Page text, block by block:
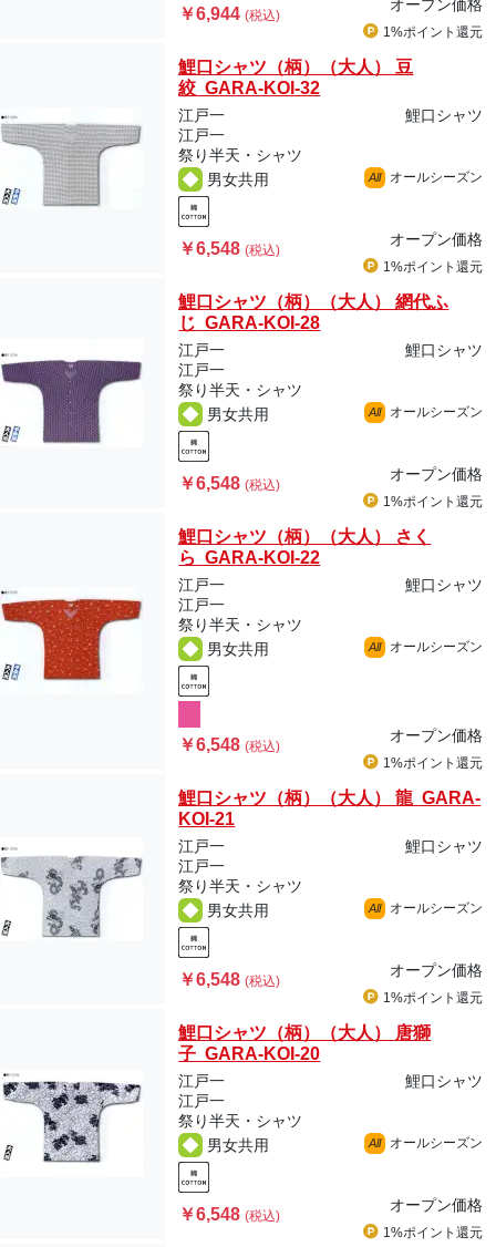
￥6,944(税込)
オープン価格
1%ポイント 還元
鯉口シャツ（柄）（大人） 豆
絞 GARA-KOI-32
江戸一
鯉口シャツ
江戸一
祭り半天・シャツ
男女共用
All オールシーズン
￥6,548(税込)
オープン価格
1%ポイント 還元
鯉口シャツ（柄）（大人） 網代ふ
じ GARA-KOI-28
江戸一
鯉口シャツ
江戸一
祭り半天・シャツ
男女共用
All オールシーズン
￥6,548(税込)
オープン価格
1%ポイント 還元
鯉口シャツ（柄）（大人） さく
ら GARA-KOI-22
江戸一
鯉口シャツ
江戸一
祭り半天・シャツ
男女共用
All オールシーズン
￥6,548(税込)
オープン価格
1%ポイント 還元
鯉口シャツ（柄）（大人） 龍 GARA-
KOI-21
江戸一
鯉口シャツ
江戸一
祭り半天・シャツ
男女共用
All オールシーズン
￥6,548(税込)
オープン価格
1%ポイント 還元
鯉口シャツ（柄）（大人） 唐獅
子 GARA-KOI-20
江戸一
鯉口シャツ
江戸一
祭り半天・シャツ
男女共用
All オールシーズン
￥6,548(税込)
オープン価格
1%ポイント 還元